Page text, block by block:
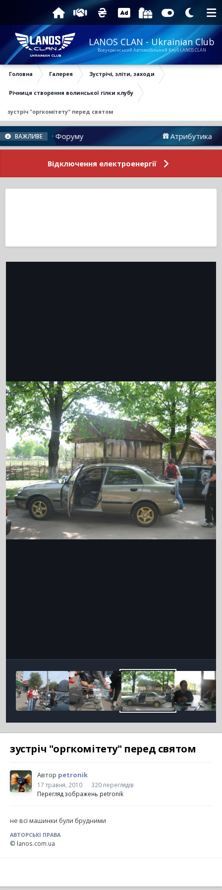
LANOS CLAN - Ukrainian Club
Всеукраїнський Автомобільний Клуб LANOS CLAN
Головна Галерея Зустрічі, зліти, заходи
Річниця створення волинської гілки клубу
зустріч "оргкомітету" перед святом
ВАЖЛИВЕ
Новини Форуму Атрибутика
Відключення електроенергії
зустріч "оргкомітету" перед святом
Автор petronik
17 травня, 2010
320 переглядів
Перегляд зображень petronik
не всі машинки були брудними
АВТОРСЬКІ ПРАВА
© lanos.com.ua